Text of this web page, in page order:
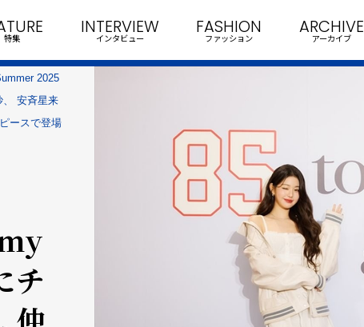
特集
INTERVIEW
インタビュー
FASHION
ファッション
ARCHIVE
アーカイブ
2025
、 安斉星来
ースで登場
チ